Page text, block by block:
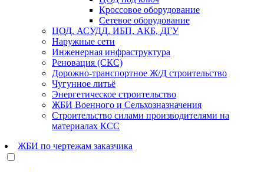
Кроссовое оборудование
Сетевое оборудование
ЦОД, АСУДД, ИБП, АКБ, ДГУ
Наружные сети
Инженерная инфраструктура
Реновация (СКС)
Дорожно-транспортное Ж/Д строительство
Чугунное литьё
Энергетическое строительство
ЖБИ Военного и Сельхозназначения
Строительство силами производителями на
материалах КСС
ЖБИ по чертежам заказчика